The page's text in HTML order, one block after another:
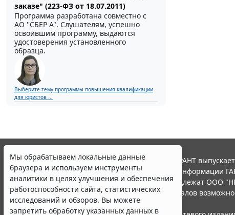
заказе" (223-ФЗ от 18.07.2011)
Программа разработана совместно с
АО ''СБЕР А". Слушателям, успешно
освоившим программу, выдаются
удостоверения установленного
образца.
Выберите тему программы повышения квалификации
для юристов ...
Мы обрабатываем локальные данные
браузера и используем инструменты
аналитики в целях улучшения и обеспечения
работоспособности сайта, статистических
исследований и обзоров. Вы можете
запретить обработку указанных данных в
© ООО "НПП "ГАРАНТ-СЕРВИС", 2026. Система ГАРАНТ
участниками Российской ассоциации правовой информации
Все права на материалы сайта ГАРАНТ.РУ принадлежат ООО
Полное или частичное воспроизведение материалов
Правила использования портала.